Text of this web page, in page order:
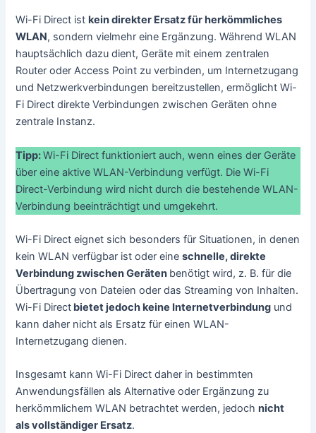
Wi-Fi Direct istkein direkter Ersatz für herkömmliches
WLAN, sondern vielmehr eine Ergänzung. Während WLAN
hauptsächlich dazu dient, Geräte mit einem zentralen
Router oder Access Point zu verbinden, um Internetzugang
und Netzwerkverbindungen bereitzustellen, ermöglicht Wi-
Fi Direct direkte Verbindungen zwischen Geräten ohne
zentrale Instanz.
Tipp:Wi-Fi Direct funktioniert auch, wenn eines der Geräte
über eine aktive WLAN-Verbindung verfügt. Die Wi-Fi
Direct-Verbindung wird nicht durch die bestehende WLAN-
Verbindung beeinträchtigt und umgekehrt.
Wi-Fi Direct eignet sich besonders für Situationen, in denen
kein WLAN verfügbar ist oder eineschnelle, direkte
Verbindung zwischen Geräten benötigt wird, z. B. für die
Übertragung von Dateien oder das Streaming von Inhalten.
Wi-Fi Direct bietet jedoch keine Internetverbindung und
kann daher nicht als Ersatz für einen WLAN-
Internetzugang dienen.
Insgesamt kann Wi-Fi Direct daher in bestimmten
Anwendungsfällen als Alternative oder Ergänzung zu
herkömmlichem WLAN betrachtet werden, jedochnicht
als vollständiger Ersatz.